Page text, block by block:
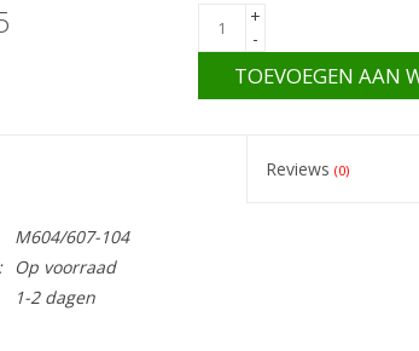
+
-
TOEVOEGEN AAN
Reviews(0)
M604/607-104
Op voorraad
1-2 dagen